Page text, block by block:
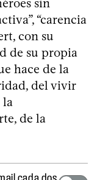
sin
“carencia
con su
de su propia
hace de la
del vivir
la
de la